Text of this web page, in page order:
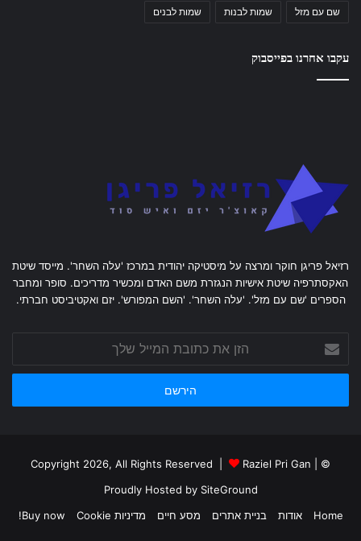
שם עם מזל שמות לבנות שמות לבנים
עקבו אחרנו בפייסבוק
רזיאל פריגן חוקר ומרצה על מיסטיקה יהודית במרכז 'עלה השחר'. מייסד שיטת
האקסתרפיה שיטת אישיות הנגזרת משם האדם ומכשיר מדריכים. סופר ומחבר
הספרים 'שם עם מזל'. 'עלה השחר'. 'השם המפורש'. יזם ואקטיביסט חברתי.
את
כתובת
שלך
© Copyright 2026, All Rights Reserved |
Raziel Pri Gan
Proudly Hosted by SiteGround
Home
אודות בניית אתרים מסע חיים מדיניות Cookie Buy now!